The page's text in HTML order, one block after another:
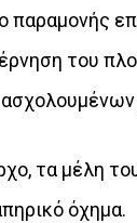
παραμονής
του
τα μέλη
όχημα.